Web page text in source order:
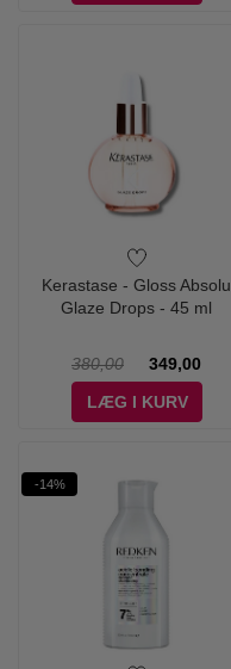
Kerastase - Gloss Absolu
Glaze Drops - 45 ml
380,00
349,00
LÆG I KURV
-14%